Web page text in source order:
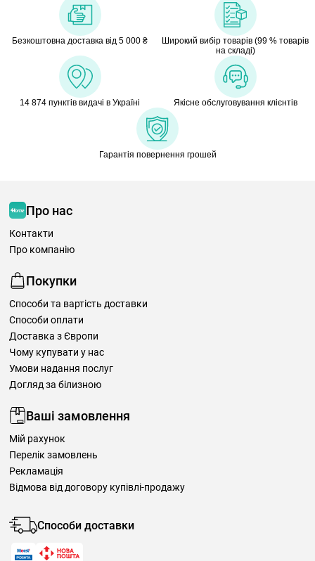
Безкоштовна доставка від 5 000 ₴
Широкий вибір товарів (99 % товарів
на складі)
14 874 пунктів видачі в Україні Якісне обслуговування клієнтів
Гарантія повернення грошей
Про нас
Контакти
Про компанію
Покупки
Способи та вартість доставки
Способи оплати
Доставка з Європи
Чому купувати у нас
Умови надання послуг
Догляд за білизною
Ваші замовлення
Мій рахунок
Перелік замовлень
Рекламація
Відмова від договору купівлі-продажу
Способи доставки